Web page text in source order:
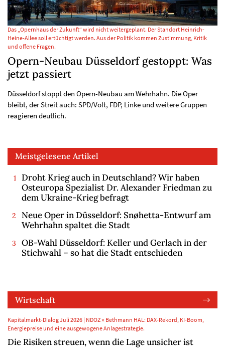
Das „Opernhaus der Zukunft“ wird nicht weitergeplant. Der Standort Heinrich-
Heine-Allee soll ertüchtigt werden. Aus der Politik kommen Zustimmung, Kritik
und offene Fragen.
Opern-Neubau Düsseldorf gestoppt: Was
jetzt passiert
Düsseldorf stoppt den Opern-Neubau am Wehrhahn. Die Oper
bleibt, der Streit auch: SPD/Volt, FDP, Linke und weitere Gruppen
reagieren deutlich.
Meistgelesene Artikel
Droht Krieg auch in Deutschland? Wir haben
Osteuropa Spezialist Dr. Alexander Friedman zu
dem Ukraine-Krieg befragt
Neue Oper in Düsseldorf: Snøhetta-Entwurf am
Wehrhahn spaltet die Stadt
OB-Wahl Düsseldorf: Keller und Gerlach in der
Stichwahl – so hat die Stadt entschieden
Wirtschaft
Kapitalmarkt-Dialog Juli 2026 | NDOZ × Bethmann HAL: DAX-Rekord, KI-Boom,
Energiepreise und eine ausgewogene Anlagestrategie.
Die Risiken streuen, wenn die Lage unsicher ist